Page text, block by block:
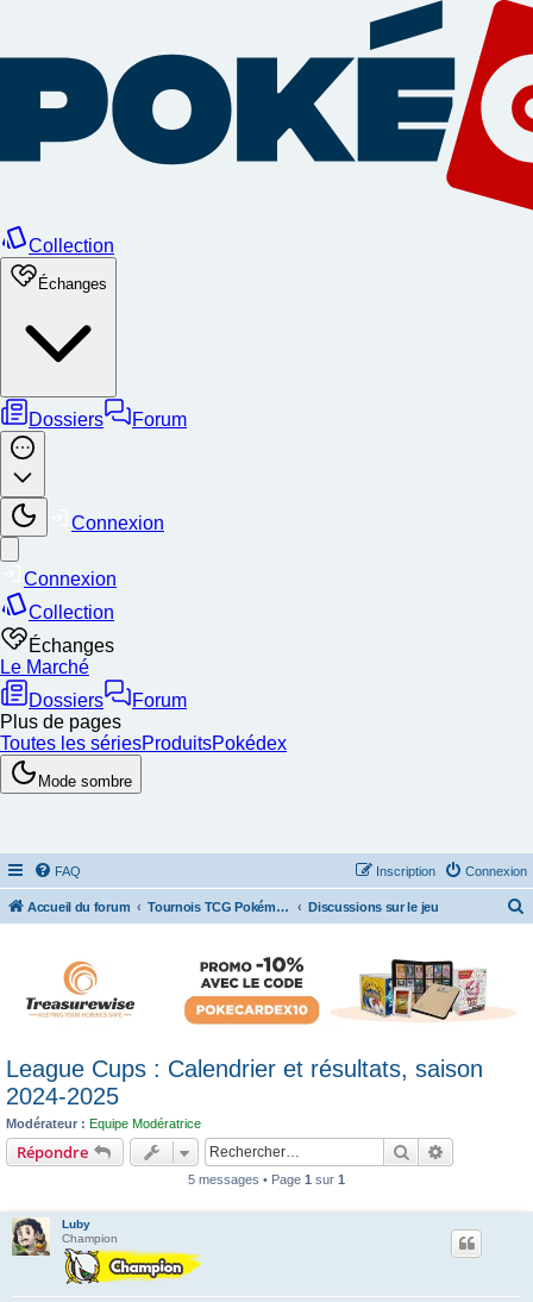
FAQ Connexion
Inscription
Accueil du forum Tournois TCG Pokémon & Stratégie Discussions sur le jeu
League Cups : Calendrier et résultats, saison
2024-2025
Modérateur : Equipe Modératrice
Répondre Rechercher
5 messages • Page 1 sur 1
Luby
Champion